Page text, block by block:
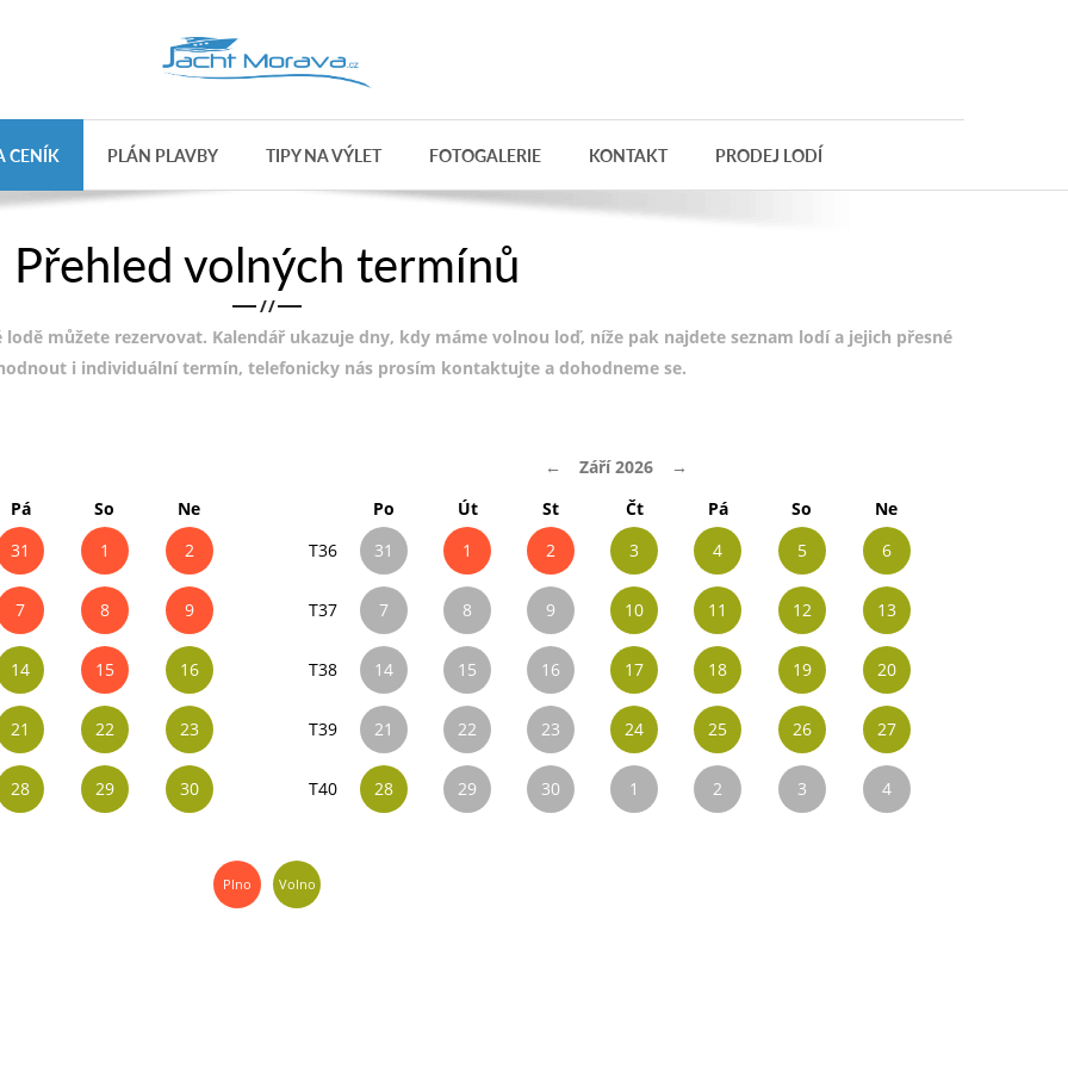
CENÍK PLÁN PLAVBY TIPY NA VÝLET FOTOGALERIE KONTAKT PRODEJ LODÍ
Přehled volných termínů
/ /
můžete rezervovat. Kalendář ukazuje dny, kdy máme volnou loď, níže pak najdete seznam lodí a jejich přesné
i individuální termín, telefonicky nás prosím kontaktujte a dohodneme se.
Pá So
Ne
31 1 2
7 8 9
14 15 16
21 22 23
28 29 30
← Září 2026
→
Po
Út St Čt Pá So
Ne
T36
31 1 2 3 4 5 6
T37 7 8 9 10 11 12 13
T38 14 15 16 17 18 19 20
T39 21 22 23 24 25 26 27
T40 28 29 30 1 2 3 4
Plno Volno